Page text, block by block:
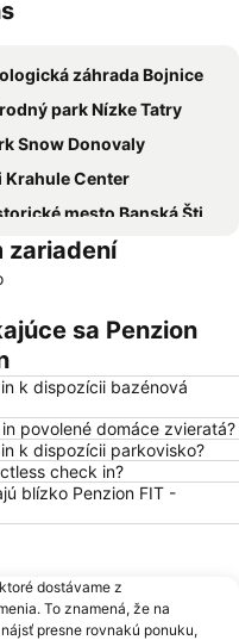
záhrada Bojnice
park Nízke Tatry
Snow Donovaly
Krahule Center
mesto Banská Štiavnica a technické pamiatky v jeho okolí
Resort
zámok
slávnosti pod Poľanou
Línia
zámok
zariadení
sa Penzion
k dispozícii bazénová
povolené domáce zvieratá?
k dispozícii parkovisko?
check in?
blízko Penzion FIT -
dostávame z
To znamená, že na
presne rovnakú ponuku,